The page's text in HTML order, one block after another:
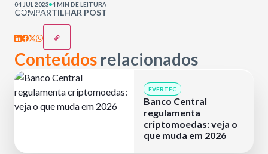
COMPARTILHAR POST
04 JUL 2023 4 MIN DE LEITURA
Conteúdos relacionados
EVERTEC
Banco Central
regulamenta
criptomoedas: veja o
que muda em 2026